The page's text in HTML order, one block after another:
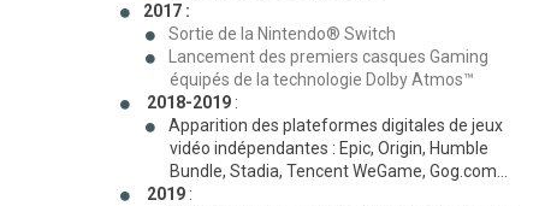
2017 :
Sortie de la Nintendo® Switch
Lancement des premiers casques Gaming
équipés de la technologie Dolby Atmos™
2018-2019 :
Apparition des plateformes digitales de jeux
vidéo indépendantes : Epic, Origin, Humble
Bundle, Stadia, Tencent WeGame, Gog.com…
2019 :